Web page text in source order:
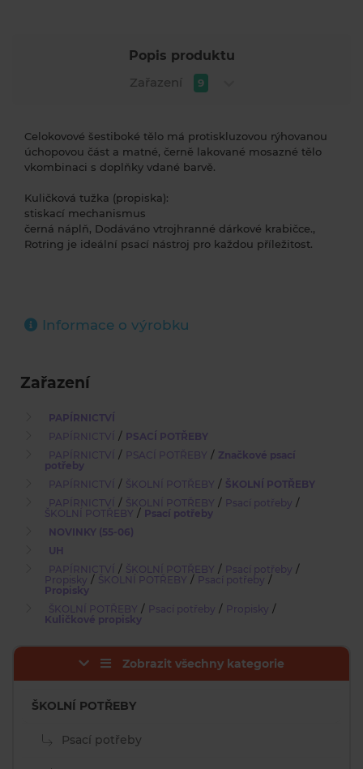
Popis produktu
Zařazení
9
Celokovové šestiboké tělo má protiskluzovou rýhovanou
úchopovou část a matné, černě lakované mosazné tělo
vkombinaci s doplňky vdané barvě.
Kuličková tužka (propiska):
stiskací mechanismus
černá náplň, Dodáváno vtrojhranné dárkové krabičce.,
Rotring je ideální psací nástroj pro každou příležitost.
Informace o výrobku
Zařazení
PAPÍRNICTVÍ
PAPÍRNICTVÍ / PSACÍ POTŘEBY
PAPÍRNICTVÍ / PSACÍ POTŘEBY / Značkové psací
potřeby
PAPÍRNICTVÍ / ŠKOLNÍ POTŘEBY / ŠKOLNÍ POTŘEBY
PAPÍRNICTVÍ / ŠKOLNÍ POTŘEBY / Psací potřeby /
ŠKOLNÍ POTŘEBY / Psací potřeby
NOVINKY (55-06)
UH
PAPÍRNICTVÍ / ŠKOLNÍ POTŘEBY / Psací potřeby /
Propisky / ŠKOLNÍ POTŘEBY / Psací potřeby /
Propisky
ŠKOLNÍ POTŘEBY / Psací potřeby / Propisky /
Kuličkové propisky
Zobrazit všechny kategorie
ŠKOLNÍ POTŘEBY
Psací potřeby